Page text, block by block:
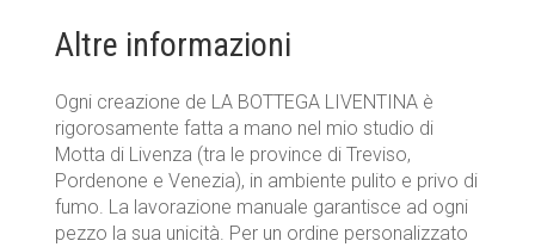
Altre informazioni
Ogni creazione de LA BOTTEGA LIVENTINA è
rigorosamente fatta a mano nel mio studio di
Motta di Livenza (tra le province di Treviso,
Pordenone e Venezia), in ambiente pulito e privo di
fumo. La lavorazione manuale garantisce ad ogni
pezzo la sua unicità. Per un ordine personalizzato